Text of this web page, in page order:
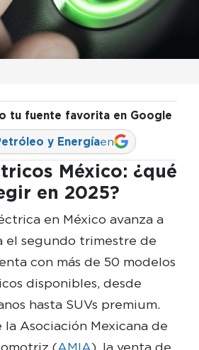
tu fuente favorita en Google
y Energíaen
México: ¿qué
en 2025?
en México avanza a
el segundo trimestre de
con más de 50 modelos
disponibles, desde
hasta SUVs premium.
Asociación Mexicana de
(AMIA), la venta de